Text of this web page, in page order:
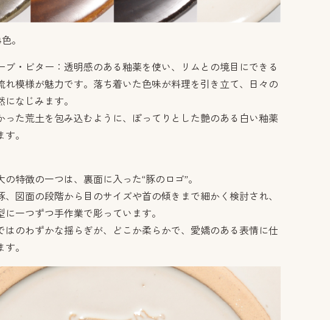
。
ブ・ビター：透明感のある釉薬を使い、リムとの境目にできる
れ模様が魅力です。落ち着いた色味が料理を引き立て、日々の
になじみます。
った荒土を包み込むように、ぽってりとした艶のある白い釉薬
す。
の特徴の一つは、裏面に入った“豚のロゴ”。
、図面の段階から目のサイズや首の傾きまで細かく検討され、
に一つずつ手作業で彫っています。
はのわずかな揺らぎが、どこか柔らかで、愛嬌のある表情に仕
す。